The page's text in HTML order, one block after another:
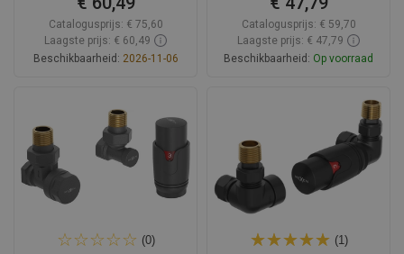
Catalogusprijs: € 75,60
Laagste prijs: € 60,49
Beschikbaarheid: 2026-11-06
favorite_border Favoriet
Vergelijk
Catalogusprijs: € 59,70
Laagste prijs: € 47,79
Beschikbaarheid: Op voorraad
Favoriet
(0) (1)